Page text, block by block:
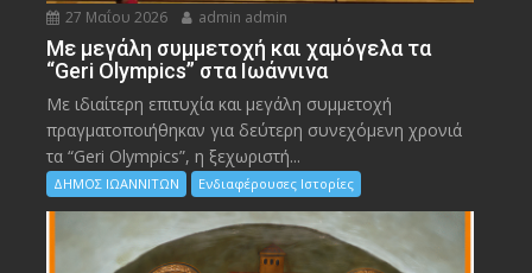
27 Μαΐου 2026 admin admin
Με μεγάλη συμμετοχή και χαμόγελα τα
“Geri Olympics” στα Ιωάννινα
Με ιδιαίτερη επιτυχία και μεγάλη συμμετοχή
πραγματοποιήθηκαν για δεύτερη συνεχόμενη χρονιά
τα “Geri Olympics”, η ξεχωριστή...
ΔΗΜΟΣ ΙΩΑΝΝΙΤΩΝ Ενδιαφέρουσες Ιστορίες